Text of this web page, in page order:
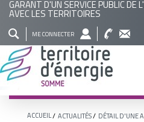
GARANT D'UN SERVICE PUBLIC DE
AVEC LES TERRITOIRES
ME CONNECTER
RECHERCHER
ACCUEIL ACTUALITÉS DÉTAIL D'UNE
QUI
SOMMES
NOUS
NOS
ACTIONS
ACTUALITÉS
AGENDA
BASE
DOCUMENTAIRE